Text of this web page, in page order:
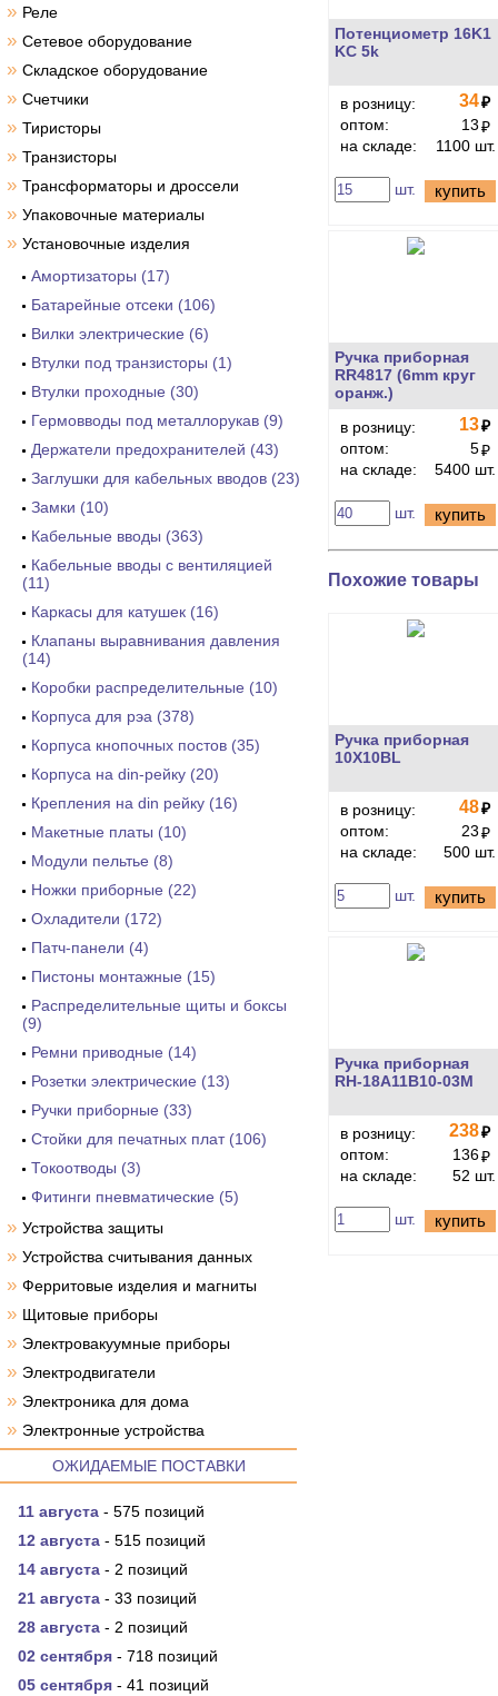
» Реле
» Сетевое оборудование
» Складское оборудование
» Счетчики
» Тиристоры
» Транзисторы
» Трансформаторы и дроссели
» Упаковочные материалы
» Установочные изделия
Амортизаторы (17)
Батарейные отсеки (106)
Вилки электрические (6)
Втулки под транзисторы (1)
Втулки проходные (30)
Гермовводы под металлорукав (9)
Держатели предохранителей (43)
Заглушки для кабельных вводов (23)
Замки (10)
Кабельные вводы (363)
Кабельные вводы с вентиляцией
(11)
Каркасы для катушек (16)
Клапаны выравнивания давления
(14)
Коробки распределительные (10)
Корпуса для рэа (378)
Корпуса кнопочных постов (35)
Корпуса на din-рейку (20)
Крепления на din рейку (16)
Макетные платы (10)
Модули пельтье (8)
Ножки приборные (22)
Охладители (172)
Патч-панели (4)
Пистоны монтажные (15)
Распределительные щиты и боксы
(9)
Ремни приводные (14)
Розетки электрические (13)
Ручки приборные (33)
Стойки для печатных плат (106)
Токоотводы (3)
Фитинги пневматические (5)
» Устройства защиты
» Устройства считывания данных
» Ферритовые изделия и магниты
» Щитовые приборы
» Электровакуумные приборы
» Электродвигатели
» Электроника для дома
» Электронные устройства
ОЖИДАЕМЫЕ ПОСТАВКИ
11 августа - 575 позиций
12 августа - 515 позиций
14 августа - 2 позиций
21 августа - 33 позиций
28 августа - 2 позиций
02 сентября - 718 позиций
05 сентября - 41 позиций
Потенциометр 16K1
KC 5k
в розницу: 34₽
оптом:
13₽
на складе:
1100 шт.
шт. купить
Ручка приборная
RR4817 (6mm круг
оранж.)
в розницу:
13₽
оптом:
5₽
на складе:
5400 шт.
шт. купить
Похожие товары
Ручка приборная
10X10BL
в розницу: 48₽
оптом:
23₽
на складе:
500 шт.
шт. купить
Ручка приборная
RH-18A11B10-03M
в розницу: 238₽
оптом:
136₽
на складе:
52 шт.
шт. купить